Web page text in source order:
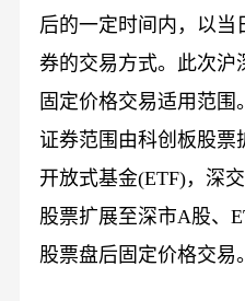
后的一定时间内，以当
券的交易方式。此次沪
固定价格交易适用范围
证券范围由科创板股票
开放式基金(ETF)，深
股票扩展至深市A股、
股票盘后固定价格交易。